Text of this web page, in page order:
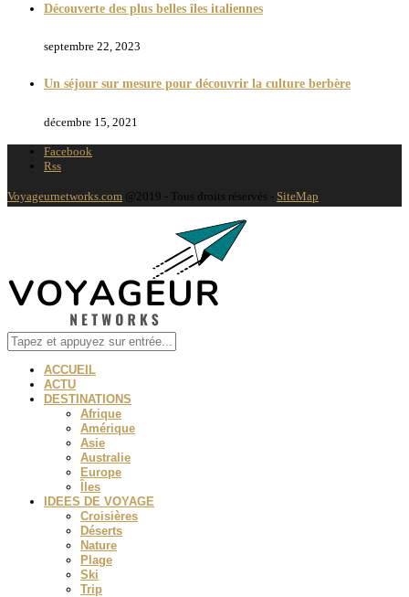
Découverte des plus belles îles italiennes
septembre 22, 2023
Un séjour sur mesure pour découvrir la culture berbère
décembre 15, 2021
Facebook
Rss
Voyageurnetworks.com @2019 - Tous droits réservés - SiteMap
ACCUEIL
ACTU
DESTINATIONS
Afrique
Amérique
Asie
Australie
Europe
Îles
IDEES DE VOYAGE
Croisières
Déserts
Nature
Plage
Ski
Trip